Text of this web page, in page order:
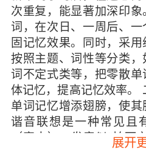
次重复，能显著加深印
词，在次日、一周后、
固记忆效果。同时，采
按照主题、词性等分类
词不定式类等，把零散
体记忆，提高记忆效率。
单词记忆增添翅膀，使其
谐音联想是一种常见且
（害虫），发音似“拍死
虫的动作，轻松记住单
展开